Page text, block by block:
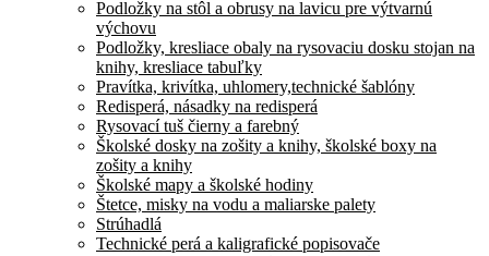
Podložky na stôl a obrusy na lavicu pre výtvarnú
výchovu
Podložky, kresliace obaly na rysovaciu dosku stojan na
knihy, kresliace tabuľky
Pravítka, krivítka, uhlomery,technické šablóny
Redisperá, násadky na redisperá
Rysovací tuš čierny a farebný
Školské dosky na zošity a knihy, školské boxy na
zošity a knihy
Školské mapy a školské hodiny
Štetce, misky na vodu a maliarske palety
Strúhadlá
Technické perá a kaligrafické popisovače